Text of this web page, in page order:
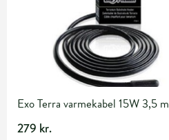
Exo Terra varmekabel 15W 3,5 m
279 kr.